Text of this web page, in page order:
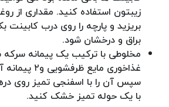
زیبتون استفاده کنید. مقداری از
بریزید و پارچه را روی درب کابینت
براق و درخشان شود.
غذاخوری مایع
سپس آن را با اسفنجی تمیز روی
با یک حوله تمیز خشک کنید.